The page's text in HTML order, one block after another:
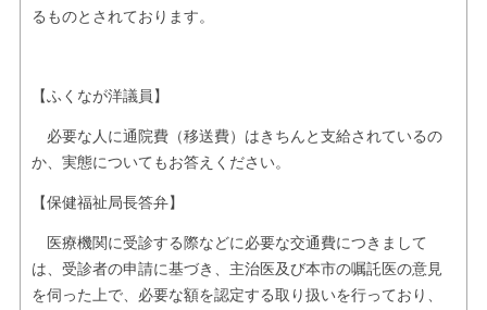
るものとされております。
【ふくなが洋議員】
必要な人に通院費（移送費）はきちんと支給されているの
か、実態についてもお答えください。
【保健福祉局長答弁】
医療機関に受診する際などに必要な交通費につきまして
は、受診者の申請に基づき、主治医及び本市の嘱託医の意見
を伺った上で、必要な額を認定する取り扱いを行っており、